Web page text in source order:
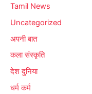
Tamil News
Uncategorized
अपनी बात
कला संस्कृति
देश दुनिया
धर्म कर्म